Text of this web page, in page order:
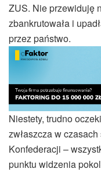
ZUS. Nie przewiduję
zbankrutowała i
przez państwo.
Niestety, trudno
zwłaszcza w
Konfederacji –
punktu widzenia